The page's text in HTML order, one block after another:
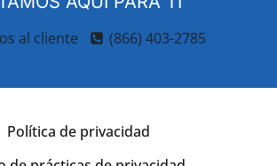
al cliente (866) 403-2785
Política de privacidad